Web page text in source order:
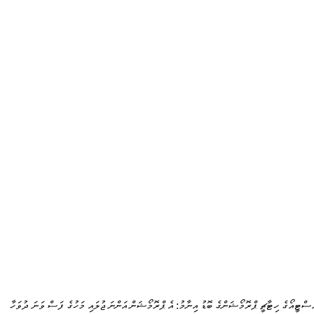
ހިޓާޗީ ޕްރޮމޯޝަންގެ ބޮޑު އިނާމު: އެ ޕްރޮމޯޝަން އަންނަ ޖުލައި މަހުގެ ފަސް ވަނަ ދުވަހާ